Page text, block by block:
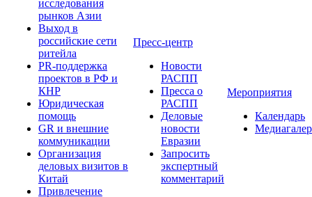
исследования
рынков Азии
Выход в
российские сети
ритейла
PR-поддержка
проектов в РФ и
КНР
Юридическая
помощь
GR и внешние
коммуникации
Организация
деловых визитов в
Китай
Привлечение
Пресс-центр
Новости
РАСПП
Пресса о
РАСПП
Деловые
новости
Евразии
Запросить
экспертный
комментарий
Мероприятия
Календарь